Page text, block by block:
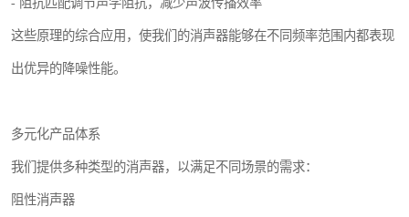
这些原理的综合应用，使我们的消声器能够在不同频率范围内都表现
出优异的降噪性能。
多元化产品体系
我们提供多种类型的消声器，以满足不同场景的需求：
阻性消声器